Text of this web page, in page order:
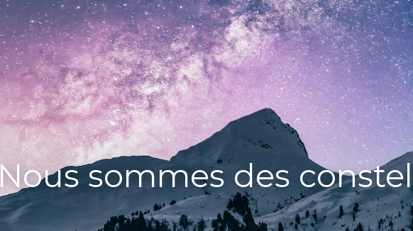
Nous sommes des